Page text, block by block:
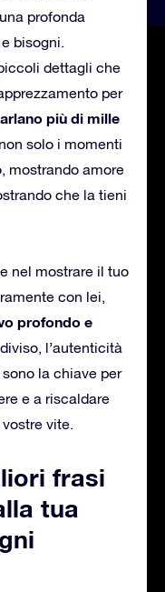
profonda
bisogni.
dettagli che
per
più di mille
solo i momenti
mostrando amore
che la tieni
nel mostrare il tuo
con lei,
profondo e
l’autenticità
la chiave per
e a riscaldare
vite.
frasi
tua